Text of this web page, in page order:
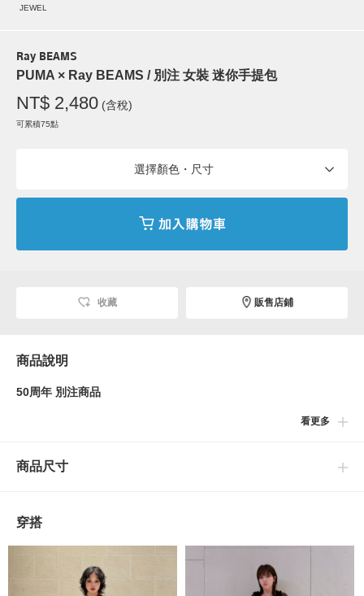
JEWEL
Ray BEAMS
PUMA × Ray BEAMS / 別注 女裝 迷你手提包
NT$ 2,480 (含稅)
可累積75點
選擇顏色・尺寸
收藏 販售店鋪
商品說明
50周年 別注商品
訂製包款。手提包內側貼心施以專屬的「〈Ray BEAMS〉LOGO
學。
具備立體挺括的高級感輪廓，搭配令人一眼傾心的精緻小巧提把設
看更多
商品尺寸
穿搭